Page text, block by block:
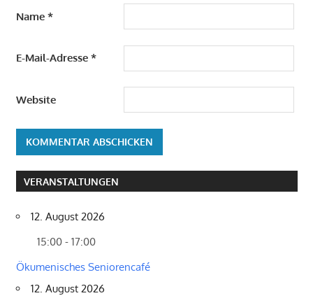
Name *
E-Mail-Adresse *
Website
VERANSTALTUNGEN
12. August 2026
15:00 - 17:00
Ökumenisches Seniorencafé
12. August 2026